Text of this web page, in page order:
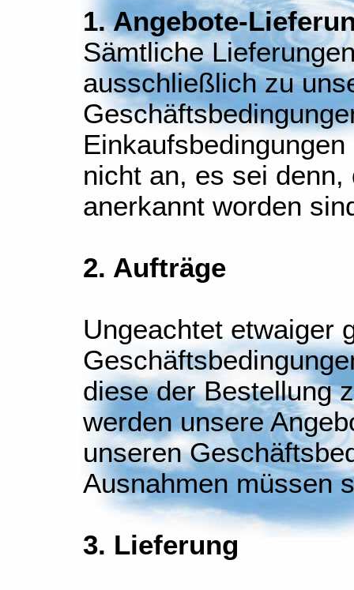
1. Angebote-
Sämtliche
ausschließlich zu
nicht an, es sei
anerkannt worden
2. Aufträge
Ungeachtet etwaiger
diese der Bestellung
werden unsere
unseren
Ausnahmen müssen
3. Lieferung